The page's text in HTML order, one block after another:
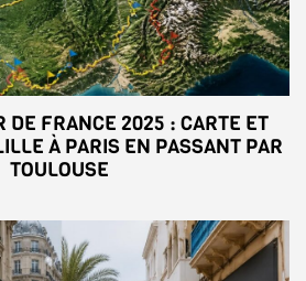
DE FRANCE 2025 : CARTE ET
À PARIS EN PASSANT PAR
TOULOUSE